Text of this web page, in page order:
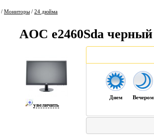
/ Мониторы / 24 дюйма
AOC e2460Sda черный
увеличить
Днем Вечером